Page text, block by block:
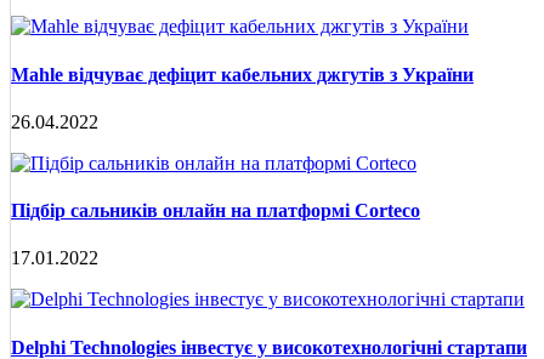
Mahle відчуває дефіцит кабельних джгутів з України
26.04.2022
Підбір сальників онлайн на платформі Corteco
17.01.2022
Delphi Technologies інвестує у високотехнологічні стартапи